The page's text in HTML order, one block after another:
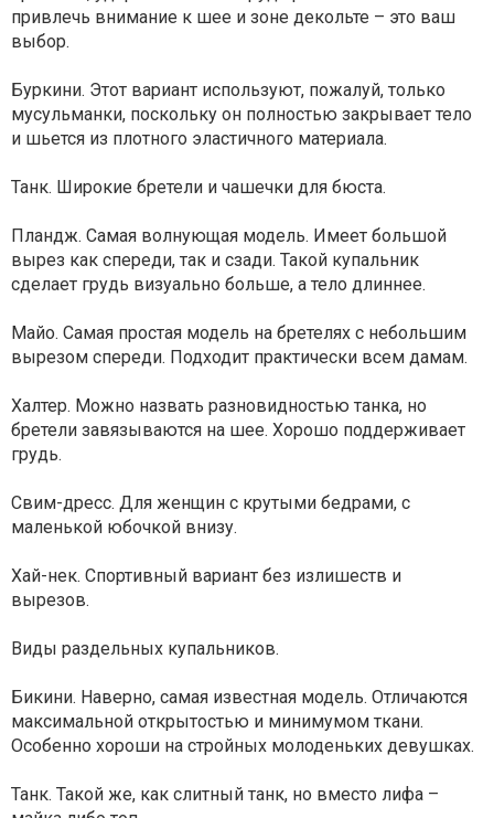
привлечь внимание к шее и зоне декольте – это ваш
выбор.
Буркини. Этот вариант используют, пожалуй, только
мусульманки, поскольку он полностью закрывает тело
и шьется из плотного эластичного материала.
Танк. Широкие бретели и чашечки для бюста.
Пландж. Самая волнующая модель. Имеет большой
вырез как спереди, так и сзади. Такой купальник
сделает грудь визуально больше, а тело длиннее.
Майо. Самая простая модель на бретелях с небольшим
вырезом спереди. Подходит практически всем дамам.
Халтер. Можно назвать разновидностью танка, но
бретели завязываются на шее. Хорошо поддерживает
грудь.
Свим-дресс. Для женщин с крутыми бедрами, с
маленькой юбочкой внизу.
Хай-нек. Спортивный вариант без излишеств и
вырезов.
Виды раздельных купальников.
Бикини. Наверно, самая известная модель. Отличаются
максимальной открытостью и минимумом ткани.
Особенно хороши на стройных молоденьких девушках.
Танк. Такой же, как слитный танк, но вместо лифа –